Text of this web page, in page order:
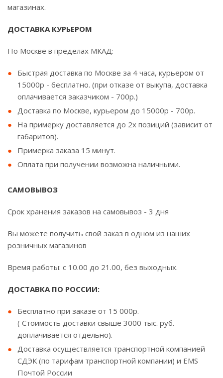
магазинах.
ДОСТАВКА КУРЬЕРОМ
По Москве в пределах МКАД:
Быстрая доставка по Москве за 4 часа, курьером от
15000р - бесплатно. (при отказе от выкупа, доставка
оплачивается заказчиком - 700р.)
Доставка по Москве, курьером до 15000р - 700р.
На примерку доставляется до 2х позиций (зависит от
габаритов).
Примерка заказа 15 минут.
Оплата при получении возможна наличными.
САМОВЫВОЗ
Срок хранения заказов на самовывоз - 3 дня
Вы можете получить свой заказ в одном из наших
розничных магазинов
Время работы: с 10.00 до 21.00, без выходных.
ДОСТАВКА ПО РОССИИ:
Бесплатно при заказе от 15 000р.
( Стоимость доставки свыше 3000 тыс. руб.
доплачивается отдельно).
Доставка осуществляется транспортной компанией
СДЭК (по тарифам транспортной компании) и EMS
Почтой России